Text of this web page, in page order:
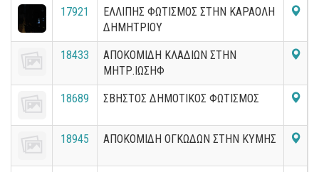
17921
ΕΛΛΙΠΗΣ ΦΩΤΙΣΜΟΣ ΣΤΗΝ ΚΑΡΑΟΛΗ
ΔΗΜΗΤΡΙΟΥ
18433
ΑΠΟΚΟΜΙΔΗ ΚΛΑΔΙΩΝ ΣΤΗΝ
ΜΗΤΡ.ΙΩΣΗΦ
18689 ΣΒΗΣΤΟΣ ΔΗΜΟΤΙΚΟΣ ΦΩΤΙΣΜΟΣ
18945 ΑΠΟΚΟΜΙΔΗ ΟΓΚΩΔΩΝ ΣΤΗΝ ΚΥΜΗΣ